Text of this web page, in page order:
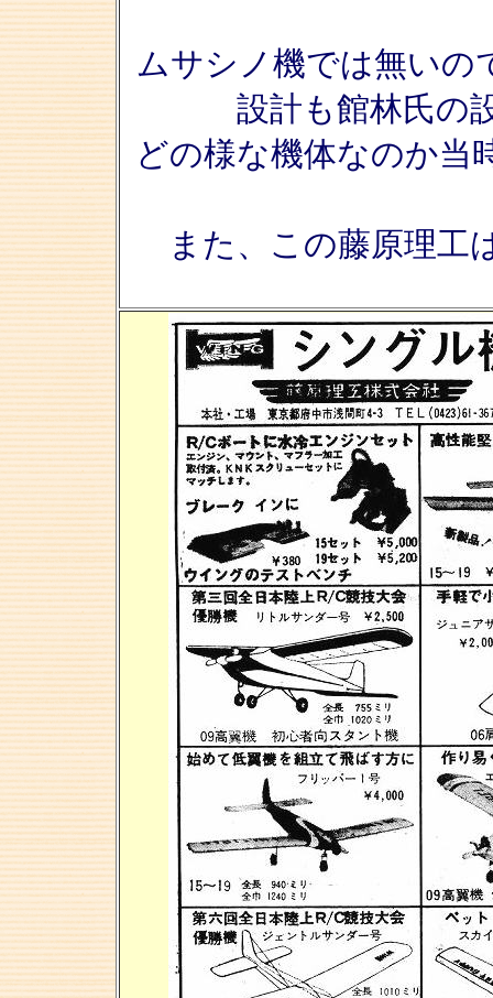
ムサシノ機では無いの
設計も館林氏の
どの様な機体なのか当
また、この藤原理工